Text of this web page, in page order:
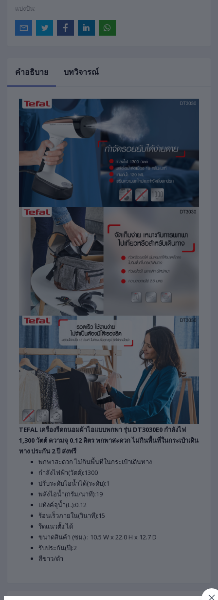
แบ่งปัน:
คำอธิบาย บทวิจารณ์
TEFAL เครื่องรีดถนอมผ้าไอแบบพกพา รุ่น DT3030E0 กำลังไฟ
1,300 วัตต์ ความจุ 0.12 ลิตร พกพาสะดวก ไม่กินพื้นที่ในกระเป๋าเดิน
ทาง ประกัน 2 ปี ส่งฟรี
พกพาสะดวก ไม่กินพื้นที่ในกระเป๋าเดินทาง
กำลังไฟฟ้า(วัตต์):1300
ปรับระดับไอน้ำได้(ระดับ):1
พลังไอน้ำ(กรัม/นาที):19
แท้งค์จุน้ำ(L.):0.12
ร้อนเร็วภายใน(วินาที):15
รีดแนวตั้ง:ได้
ขนาดสินค้า (ซม.) : 10.5 W x 22.0 H x 12.7 D
รับประกัน(ปี):2
สีขาว/ดำ